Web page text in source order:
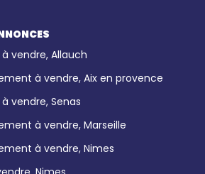
vendre, Allauch
à vendre, Aix en provence
vendre, Senas
à vendre, Marseille
à vendre, Nimes